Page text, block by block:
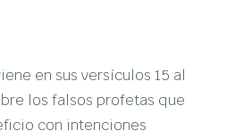
en sus versículos 15 al
los falsos profetas que
con intenciones